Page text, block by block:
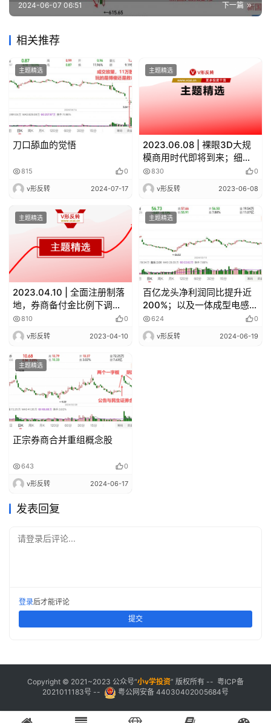
下一篇
2024-06-07 06:51
相关推荐
主题精选
刀口舔血的觉悟
815 0
v形反转 2024-07-17
主题精选
2023.06.08 | 裸眼3D大规
模商用时代即将到来；细胞
免疫疗法即将临床使用；村
BA变身国家级赛事
830 0
v形反转 2023-06-08
主题精选
2023.04.10 | 全面注册制落
地，券商备付金比例下调；
特斯拉储能工厂落户上海，
规划储能规模40GWh
810 0
v形反转 2023-04-10
主题精选
百亿龙头净利润同比提升近
200%；以及一体成型电感概
念龙头
624 0
v形反转 2024-06-19
主题精选
正宗券商合并重组概念股
643 0
v形反转 2024-06-17
发表回复
请登录后评论...
登录后才能评论
提交
Copyright © 2021~2023 公众号“小v学投资” 版权所有 -- 粤ICP备
2021011183号 -- 粤公网安备 44030402005684号